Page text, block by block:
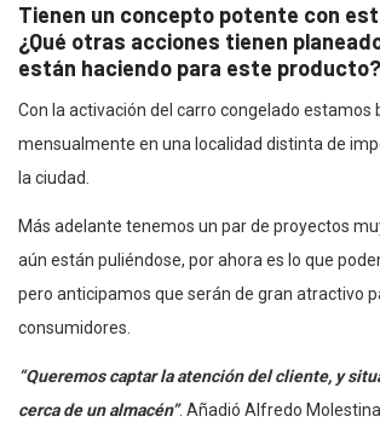
Tienen un concepto potente con
¿Qué otras acciones tienen
están haciendo para este
Con la activación del carro congelado estamos
mensualmente en una localidad distinta de
la ciudad.
Más adelante tenemos un par de proyectos
aún están puliéndose, por ahora es lo que
pero anticipamos que serán de gran atractivo
consumidores.
“Queremos captar la atención del cliente, y
cerca de un almacén”. Añadió Alfredo